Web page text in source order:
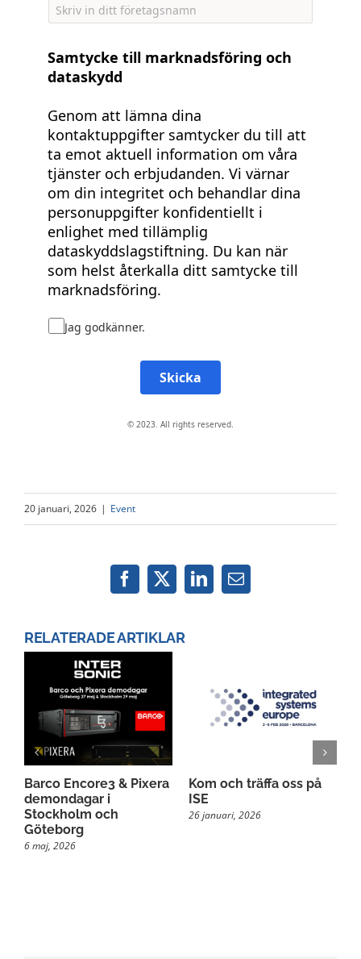
Samtycke till marknadsföring och
dataskydd
Genom att lämna dina
kontaktuppgifter samtycker du till att
ta emot aktuell information om våra
tjänster och erbjudanden. Vi värnar
om din integritet och behandlar dina
personuppgifter konfidentiellt i
enlighet med tillämplig
dataskyddslagstiftning. Du kan när
som helst återkalla ditt samtycke till
marknadsföring.
Jag godkänner.
Skicka
© 2023. All rights reserved.
20 januari, 2026 | Event
Facebook
X LinkedInEmail
RELATERADE ARTIKLAR
Barco Encore3 & Pixera
demondagar i
Stockholm och
Göteborg
6 maj, 2026
Kom och träffa oss på
ISE
26 januari, 2026